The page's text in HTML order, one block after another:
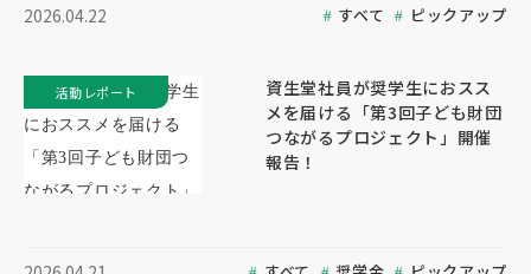
2026.04.22 すべて ピックアップ
資生堂社員が奨学生におスス
メを届ける「第3回子ども財団
つながるプロジェクト」開催
報告！
活動レポート